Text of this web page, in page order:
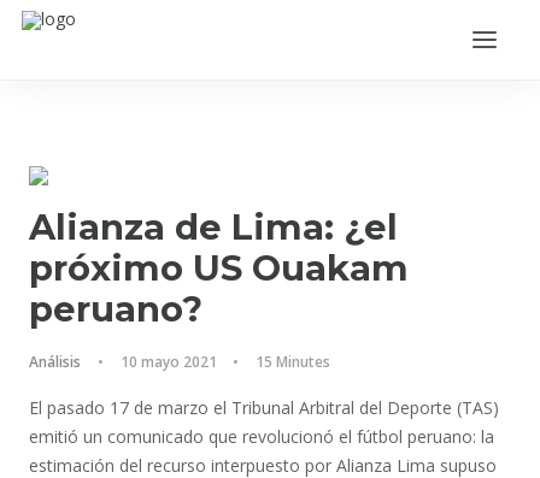
Alianza de Lima: ¿el
próximo US Ouakam
peruano?
Análisis • 10 mayo 2021 • 15 Minutes
El pasado 17 de marzo el Tribunal Arbitral del Deporte (TAS)
emitió un comunicado que revolucionó el fútbol peruano: la
estimación del recurso interpuesto por Alianza Lima supuso